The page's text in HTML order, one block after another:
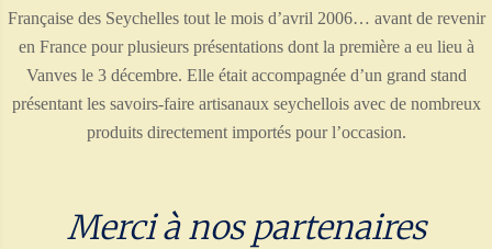
Française des Seychelles tout le mois d’avril 2006… avant de revenir
en France pour plusieurs présentations dont la première a eu lieu à
Vanves le 3 décembre. Elle était accompagnée d’un grand stand
présentant les savoirs-faire artisanaux seychellois avec de nombreux
produits directement importés pour l’occasion.
Merci à nos partenaires